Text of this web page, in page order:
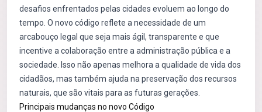
desafios enfrentados pelas cidades evoluem ao longo do
tempo. O novo código reflete a necessidade de um
arcabouço legal que seja mais ágil, transparente e que
incentive a colaboração entre a administração pública e a
sociedade. Isso não apenas melhora a qualidade de vida dos
cidadãos, mas também ajuda na preservação dos recursos
naturais, que são vitais para as futuras gerações.
Principais mudanças no novo Código